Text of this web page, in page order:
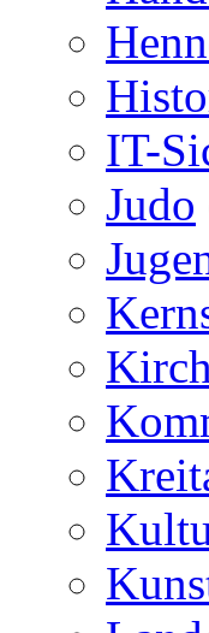
IT-
Judo